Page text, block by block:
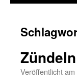
Veröffentlicht am